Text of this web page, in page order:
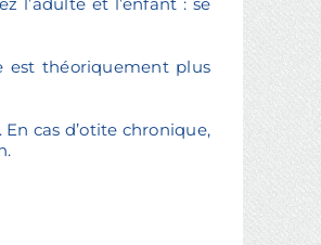
est théoriquement plus
cas d’otite chronique,